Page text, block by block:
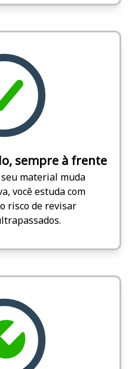
sempre à frente
material muda
você estuda com
risco de revisar